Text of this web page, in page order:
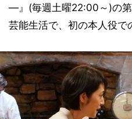
―』(毎週土曜22:00～)の
芸能生活で、初の本人役で